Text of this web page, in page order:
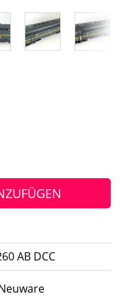
AB DCC